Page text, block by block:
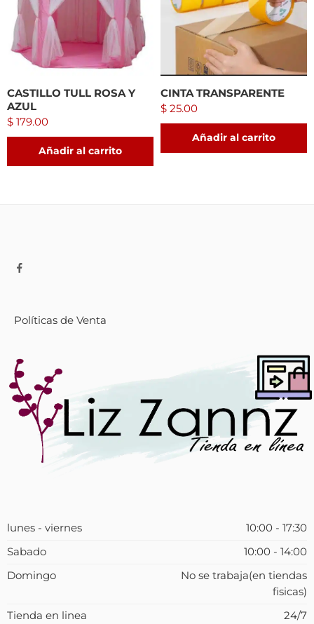
CASTILLO TULL ROSA Y
AZUL
$ 179.00
Añadir al carrito
CINTA TRANSPARENTE
$ 25.00
Añadir al carrito
Políticas de Venta
lunes - viernes
10:00 - 17:30
Sabado
10:00 - 14:00
Domingo
No se trabaja(en tiendas
fisicas)
Tienda en linea
24/7